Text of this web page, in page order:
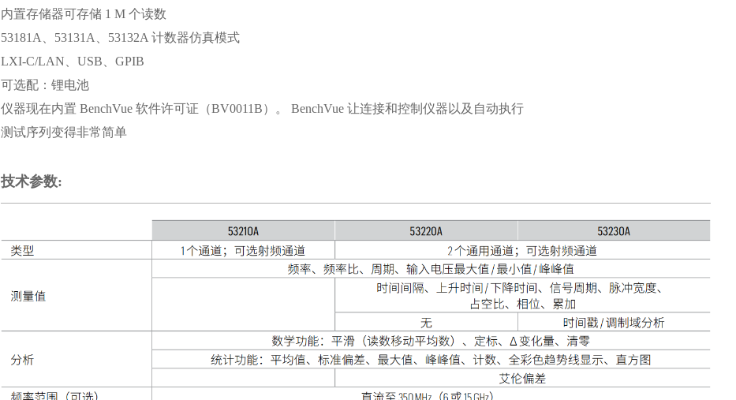
内置存储器可存储 1 M 个读数
53181A、53131A、53132A 计数器仿真模式
LXI-C/LAN、USB、GPIB
可选配：锂电池
仪器现在内置 BenchVue 软件许可证（BV0011B）。 BenchVue 让连接和控制仪器以及自动执行
测试序列变得非常简单
技术参数: